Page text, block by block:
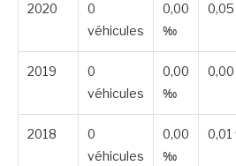
2020
0
véhicules
0,00
‰
2019
0
véhicules
0,00
‰
2018
0
véhicules
0,00
‰